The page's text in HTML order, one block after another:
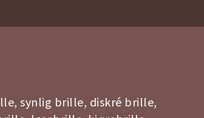
synlig brille, diskré brille,